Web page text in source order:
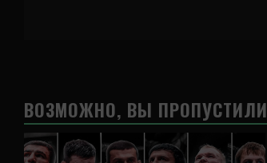
ВОЗМОЖНО, ВЫ ПРОПУСТИЛИ